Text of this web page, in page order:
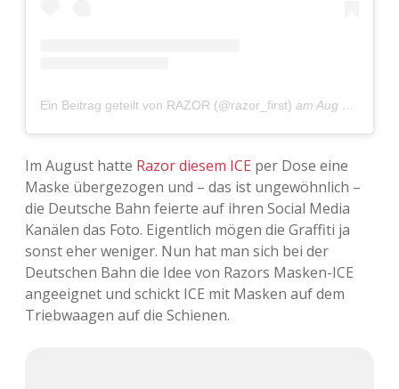
Ein Beitrag geteilt von RAZOR (@razor_first) am Aug 8, 2020 um 11:11 PDT
Im August hatte Razordiesem ICE per Dose eine
Maske übergezogen und – das ist ungewöhnlich –
die Deutsche Bahn feierte auf ihren Social Media
Kanälen das Foto. Eigentlich mögen die Graffiti ja
sonst eher weniger. Nun hat man sich bei der
Deutschen Bahn die Idee von Razors Masken-ICE
angeeignet und schickt ICE mit Masken auf dem
Triebwaagen auf die Schienen.